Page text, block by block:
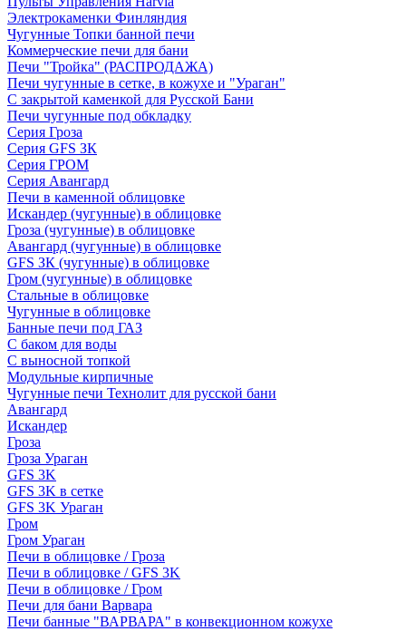
Электрокаменки Финляндия
Чугунные Топки банной печи
Коммерческие печи для бани
Печи "Тройка" (РАСПРОДАЖА)
Печи чугунные в сетке, в кожухе и "Ураган"
С закрытой каменкой для Русской Бани
Печи чугунные под обкладку
Серия Гроза
Серия GFS ЗК
Серия ГРОМ
Серия Авангард
Печи в каменной облицовке
Искандер (чугунные) в облицовке
Гроза (чугунные) в облицовке
Авангард (чугунные) в облицовке
GFS ЗК (чугунные) в облицовке
Гром (чугунные) в облицовке
Стальные в облицовке
Чугунные в облицовке
Банные печи под ГАЗ
С баком для воды
С выносной топкой
Модульные кирпичные
Чугунные печи Технолит для русской бани
Авангард
Искандер
Гроза
Гроза Ураган
GFS 3K
GFS 3K в сетке
GFS 3K Ураган
Гром
Гром Ураган
Печи в облицовке / Гроза
Печи в облицовке / GFS 3K
Печи в облицовке / Гром
Печи для бани Варвара
Печи банные "ВАРВАРА" в конвекционном кожухе